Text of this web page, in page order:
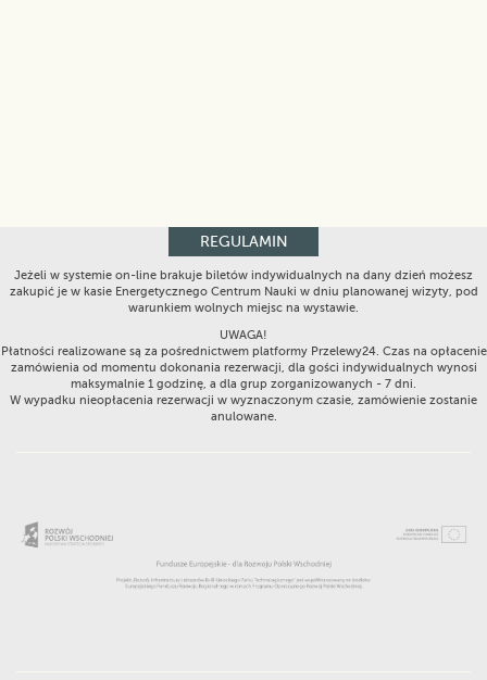
REGULAMIN
Jeżeli w systemie on-line brakuje biletów indywidualnych na dany dzień możesz
zakupić je w kasie Energetycznego Centrum Nauki w dniu planowanej wizyty, pod
warunkiem wolnych miejsc na wystawie.
UWAGA!
Płatności realizowane są za pośrednictwem platformy Przelewy24. Czas na opłacenie
zamówienia od momentu dokonania rezerwacji, dla gości indywidualnych wynosi
maksymalnie 1 godzinę, a dla grup zorganizowanych - 7 dni.
W wypadku nieopłacenia rezerwacji w wyznaczonym czasie, zamówienie zostanie
anulowane.